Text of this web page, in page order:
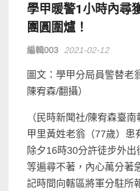
學甲暖警1小時內尋
團圓圍爐！
編輯003 2021-02-12
圖文：學甲分局員警替老
陳宥森/翻攝）
（民時新聞社/陳宥森臺
甲里黃姓老翁（77歲）患
除夕16時30分許徒步外
等遍尋不著，內心萬分著
記時間向轄區將軍分駐所